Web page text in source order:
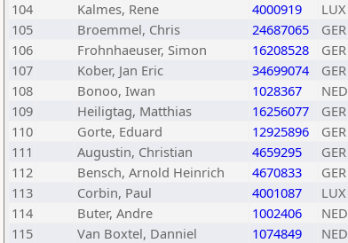
104
Kalmes, Rene 4000919 LUX
105
Broemmel, Chris 24687065 GER
106
Frohnhaeuser, Simon 16208528 GER
107
Kober, Jan Eric 34699074 GER
108
Bonoo, Iwan 1028367 NED
109
Heiligtag, Matthias 16256077 GER
110
Gorte, Eduard 12925896 GER
111
Augustin, Christian 4659295 GER
112
Bensch, Arnold Heinrich 4670833 GER
113
Corbin, Paul 4001087 LUX
114
Buter, Andre 1002406 NED
115
Van Boxtel, Danniel 1074849 NED